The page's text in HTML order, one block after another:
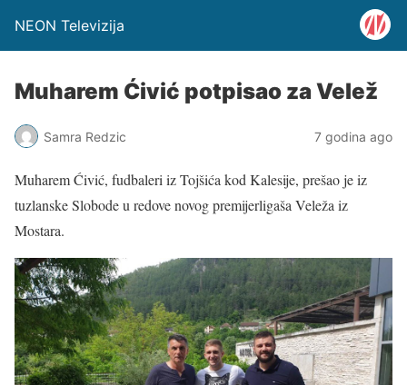
NEON Televizija
Muharem Ćivić potpisao za Velež
Samra Redzic 7 godina ago
Muharem Ćivić, fudbaleri iz Tojšića kod Kalesije, prešao je iz
tuzlanske Slobode u redove novog premijerligaša Veleža iz
Mostara.